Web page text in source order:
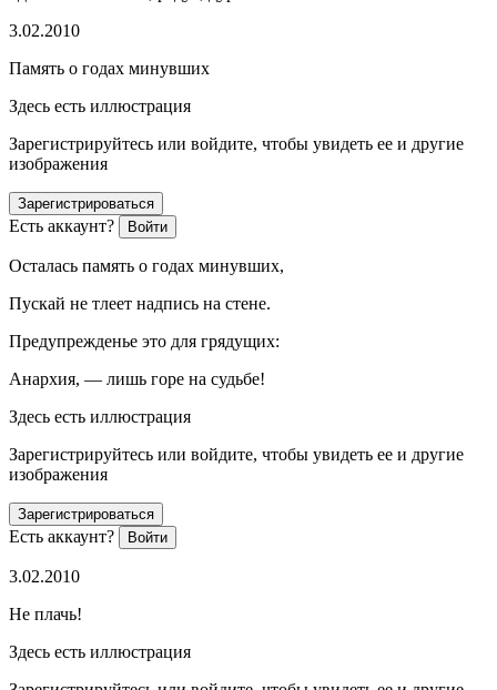
3.02.2010
Память о годах минувших
Здесь есть иллюстрация
Зарегистрируйтесь или войдите, чтобы увидеть ее и другие
изображения
Зарегистрироваться
Есть аккаунт? Войти
Осталась память о годах минувших,
Пускай не тлеет надпись на стене.
Предупрежденье это для грядущих:
Анархия, — лишь горе на судьбе!
Здесь есть иллюстрация
Зарегистрируйтесь или войдите, чтобы увидеть ее и другие
изображения
Зарегистрироваться
Есть аккаунт? Войти
3.02.2010
Не плачь!
Здесь есть иллюстрация